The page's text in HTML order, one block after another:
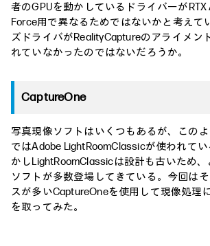
者のGPUを動かしているドライバーが
Force用で異なるためではないかと考えて
ズドライバがRealityCaptureのアライメン
れていなかったのではないだろうか。
CaptureOne
写真現像ソフトはいくつもあるが、この
ではAdobe LightRoomClassicが使われて
かしLightRoomClassicは設計も古いため
ソフトが多数登場してきている。今回は
スが多いCaptureOneを使用して現像処理
を取ってみた。